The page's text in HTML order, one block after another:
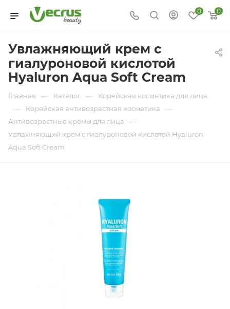
0 0
Увлажняющий крем с
гиалуроновой кислотой
Hyaluron Aqua Soft Cream
Главная — Каталог — Корейская косметика для лица
— Корейская антивозрастная косметика —
Антивозрастные кремы для лица —
Увлажняющий крем с гиалуроновой кислотой Hyaluron
Aqua Soft Cream